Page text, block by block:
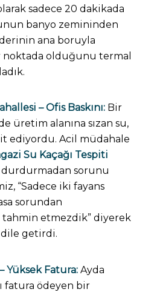
sadece 20 dakikada
banyo zemininden
ana boruyla
olduğunu termal
– Ofis Baskını:Bir
üretim alanına sızan su,
ediyordu. Acil müdahale
Su Kaçağı Tespiti
sorunu
“Sadece iki fayans
sorundan
tahmin etmezdik” diyerek
getirdi.
Yüksek Fatura:Ayda
fatura ödeyen bir